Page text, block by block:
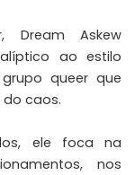
Dream Askew
ao estilo
queer que
caos.
ele foca na
nos